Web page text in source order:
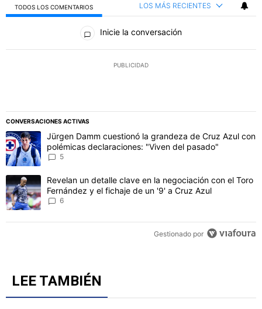
TODOS LOS COMENTARIOS LOS MÁS RECIENTES
Todos los comentarios
Inicie la conversación
PUBLICIDAD
CONVERSACIONES ACTIVAS
Este listado muestra los artículos con más comentarios en los
Un artículo de tendencia con el título "Jürgen Damm cuestionó la
Jürgen Damm cuestionó la grandeza de Cruz Azul con
polémicas declaraciones: "Viven del pasado"
5
Un artículo de tendencia con el título "Revelan un detalle clave
Revelan un detalle clave en la negociación con el Toro
Fernández y el fichaje de un '9' a Cruz Azul
6
Gestionado por
LEE TAMBIÉN